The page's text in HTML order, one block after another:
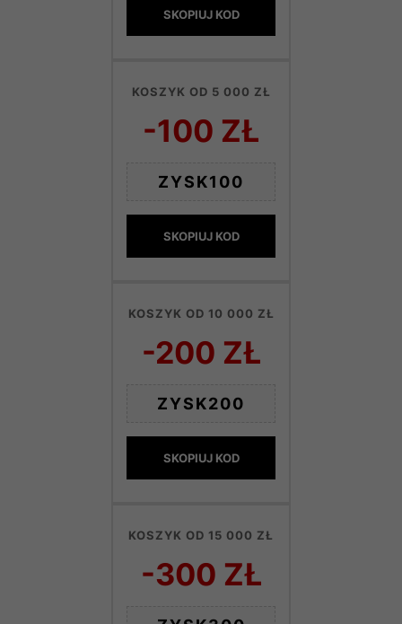
SKOPIUJ KOD
KOSZYK OD 5 000 ZŁ
-100 ZŁ
ZYSK100
SKOPIUJ KOD
KOSZYK OD 10 000 ZŁ
-200 ZŁ
ZYSK200
SKOPIUJ KOD
KOSZYK OD 15 000 ZŁ
-300 ZŁ